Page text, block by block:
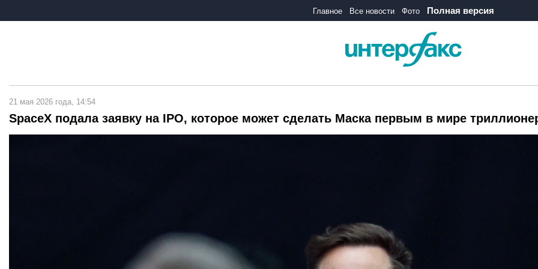
Главное Все новости Фото Полная версия
21 мая 2026 года, 14:54
SpaceX подала заявку на IPO, которое может сделать Маска первым в мире